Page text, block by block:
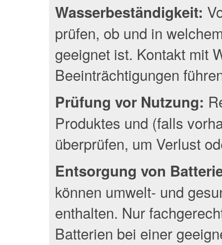
Wasserbeständigkeit:
prüfen, ob und in
geeignet ist. Kontakt mit
Beeinträchtigungen
Prüfung vor Nutzung:
Produktes und (falls
überprüfen, um Verlust
Entsorgung von
können umwelt- und
enthalten. Nur
Batterien bei einer